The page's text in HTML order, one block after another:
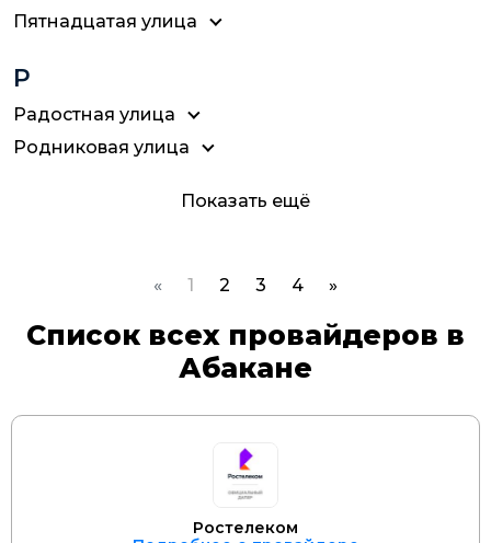
Пятнадцатая улица
Р
Радостная улица
Родниковая улица
Показать ещё
« 1 2 3 4 »
Список всех провайдеров в
Абакане
Ростелеком